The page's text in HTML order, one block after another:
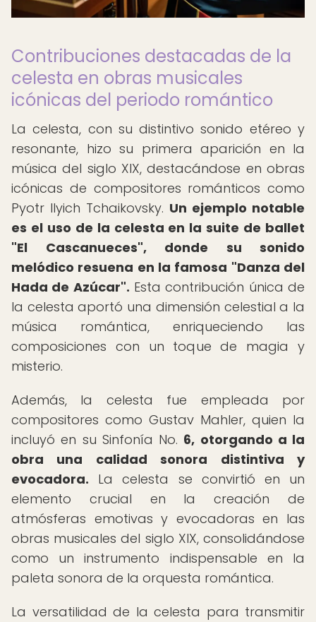
Contribuciones destacadas de la
celesta en obras musicales
icónicas del periodo romántico
La celesta, con su distintivo sonido etéreo y
resonante, hizo su primera aparición en la
música del siglo XIX, destacándose en obras
icónicas de compositores románticos como
Pyotr Ilyich Tchaikovsky. Un ejemplo notable
es el uso de la celesta en la suite de ballet
"El Cascanueces", donde su sonido
melódico resuena en la famosa "Danza del
Hada de Azúcar". Esta contribución única de
la celesta aportó una dimensión celestial a la
música romántica, enriqueciendo las
composiciones con un toque de magia y
misterio.
Además, la celesta fue empleada por
compositores como Gustav Mahler, quien la
incluyó en su Sinfonía No. 6, otorgando a la
obra una calidad sonora distintiva y
evocadora. La celesta se convirtió en un
elemento crucial en la creación de
atmósferas emotivas y evocadoras en las
obras musicales del siglo XIX, consolidándose
como un instrumento indispensable en la
paleta sonora de la orquesta romántica.
La versatilidad de la celesta para transmitir